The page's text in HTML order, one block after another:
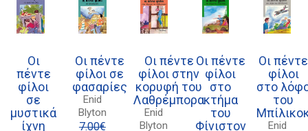
Οι
πέντε
φίλοι
σε
μυστικά
ίχνη
Οι πέντε
φίλοι σε
φασαρίες
Enid
Blyton
7.00€
Οι πέντε
φίλοι στην
κορυφή του
Λαθρέμπορα
Enid
Blyton
Οι πέντε
φίλοι
στο
κτήμα
του
Φίνιστον
Οι πέντε
φίλοι
στο
του
Enid
Διδότου 34, Αθήνα 106 80